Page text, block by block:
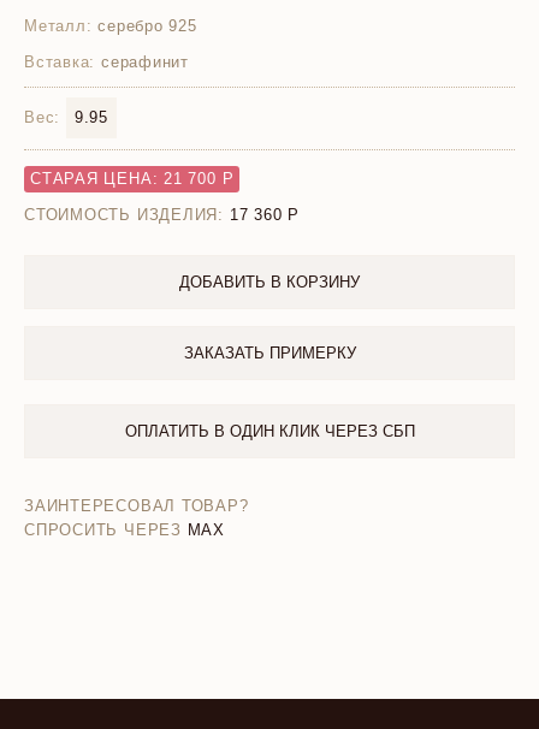
Металл: серебро 925
Вставка: серафинит
Вес: 9.95
СТАРАЯ ЦЕНА: 21 700 Р
СТОИМОСТЬ ИЗДЕЛИЯ: 17 360
ДОБАВИТЬ В КОРЗИНУ
ЗАКАЗАТЬ ПРИМЕРКУ
ОПЛАТИТЬ В ОДИН КЛИК ЧЕРЕЗ СБП
ЗАИНТЕРЕСОВАЛ ТОВАР?
СПРОСИТЬ ЧЕРЕЗ MAX